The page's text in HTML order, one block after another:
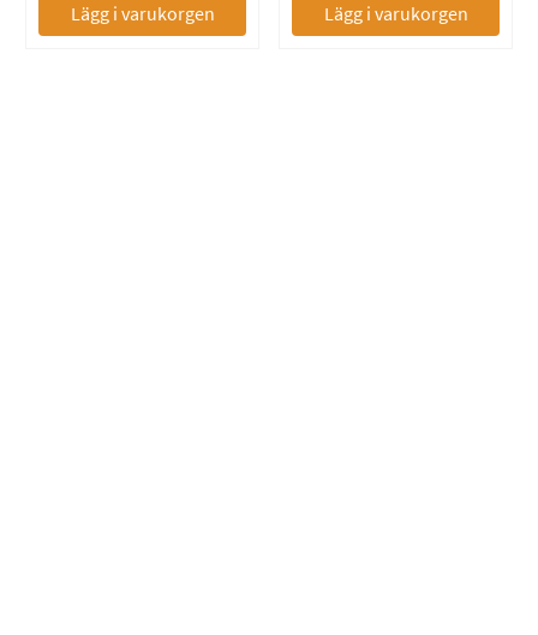
Lägg i varukorgen Lägg i varukorgen